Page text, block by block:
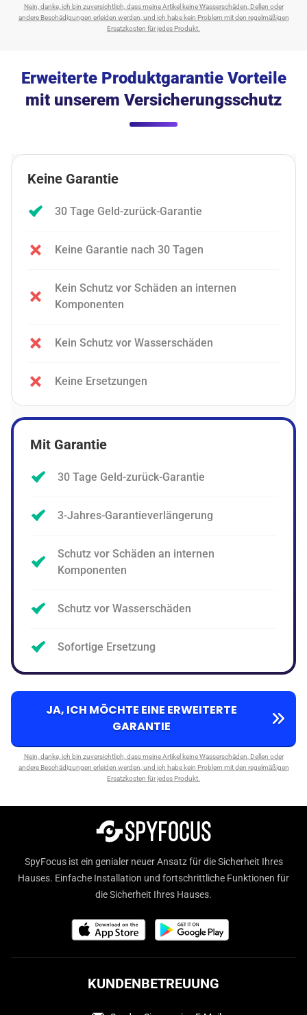
Nein, danke, ich bin zuversichtlich, dass meine Artikel keine Wasserschäden, Dellen oder
andere Beschädigungen erleiden werden, und ich habe kein Problem mit den regelmäßigen
Ersatzkosten für jedes Produkt.
Erweiterte Produktgarantie Vorteile
mit unserem Versicherungsschutz
Keine Garantie
30 Tage Geld-zurück-Garantie
Keine Garantie nach 30 Tagen
Kein Schutz vor Schäden an internen
Komponenten
Kein Schutz vor Wasserschäden
Keine Ersetzungen
Mit Garantie
30 Tage Geld-zurück-Garantie
3-Jahres-Garantieverlängerung
Schutz vor Schäden an internen
Komponenten
Schutz vor Wasserschäden
Sofortige Ersetzung
JA, ICH MÖCHTE EINE ERWEITERTE
GARANTIE
Nein, danke, ich bin zuversichtlich, dass meine Artikel keine Wasserschäden, Dellen oder
andere Beschädigungen erleiden werden, und ich habe kein Problem mit den regelmäßigen
Ersatzkosten für jedes Produkt.
SpyFocus ist ein genialer neuer Ansatz für die Sicherheit Ihres
Hauses. Einfache Installation und fortschrittliche Funktionen für
die Sicherheit Ihres Hauses.
KUNDENBETREUUNG